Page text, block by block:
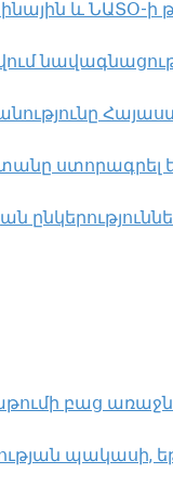
և ՆԱՏՕ-
բաց
պակասի,